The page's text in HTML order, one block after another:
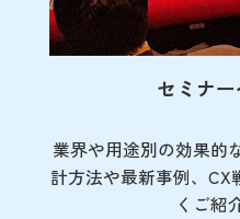
セミナ
業界や用途別の効果的
計方法や最新事例、CX
くご紹